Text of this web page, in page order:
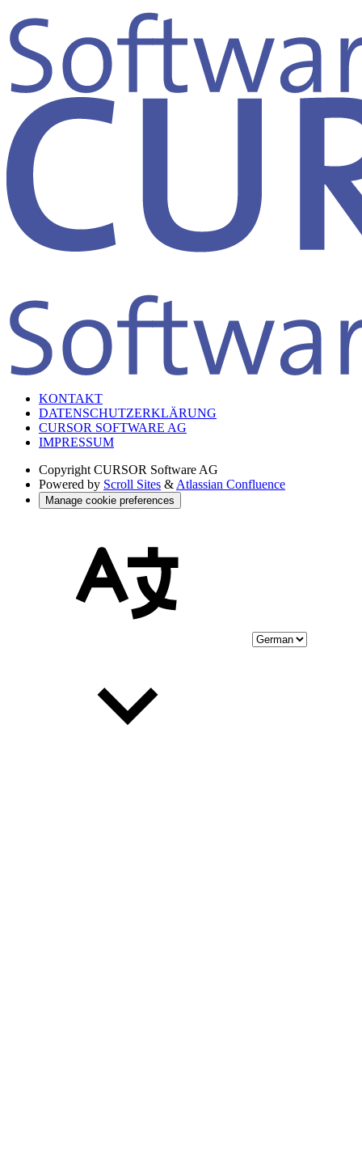
KONTAKT
DATENSCHUTZERKLÄRUNG
CURSOR SOFTWARE AG
IMPRESSUM
Copyright CURSOR Software AG
Powered by Scroll Sites & Atlassian Confluence
Manage cookie preferences